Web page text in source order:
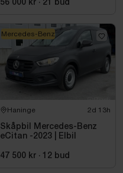
56 000 kr · 21 bud
Haninge 2d 13h
Skåpbil Mercedes-Benz
eCitan -2023 | Elbil
47 500 kr · 12 bud
Mercedes-Benz